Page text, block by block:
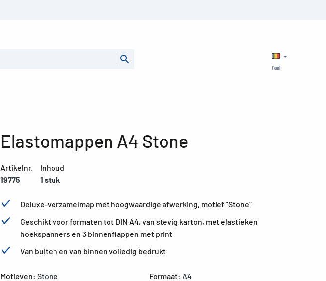
Taal
Elastomappen A4 Stone
Artikelnr.
19775
Inhoud
1 stuk
Deluxe-verzamelmap met hoogwaardige afwerking, motief "Stone"
Geschikt voor formaten tot DIN A4, van stevig karton, met elastieken
hoekspanners en 3 binnenflappen met print
Van buiten en van binnen volledig bedrukt
Motieven: Stone Formaat: A4